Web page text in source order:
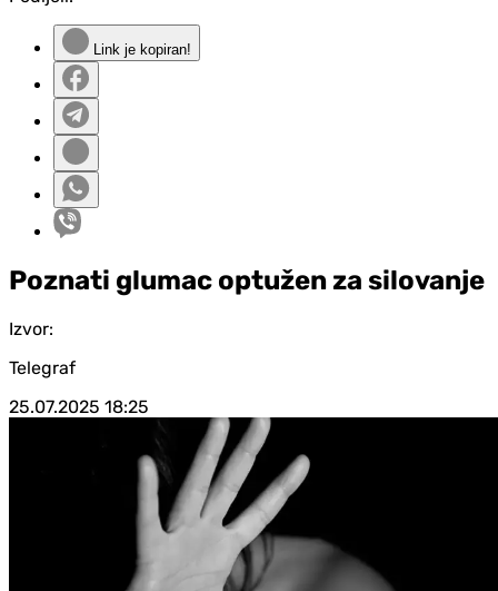
Link je kopiran!
Poznati glumac optužen za silovanje
Izvor:
Telegraf
25.07.2025 18:25